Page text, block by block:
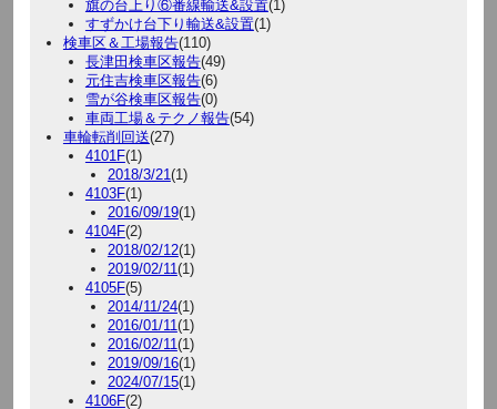
旗の台上り⑥番線輸送&設置(1)
すずかけ台下り輸送&設置(1)
検車区＆工場報告(110)
長津田検車区報告(49)
元住吉検車区報告(6)
雪が谷検車区報告(0)
車両工場＆テクノ報告(54)
車輪転削回送(27)
4101F(1)
2018/3/21 (1)
4103F(1)
2016/09/19(1)
4104F(2)
2018/02/12(1)
2019/02/11 (1)
4105F(5)
2014/11/24(1)
2016/01/11 (1)
2016/02/11 (1)
2019/09/16(1)
2024/07/15(1)
4106F(2)